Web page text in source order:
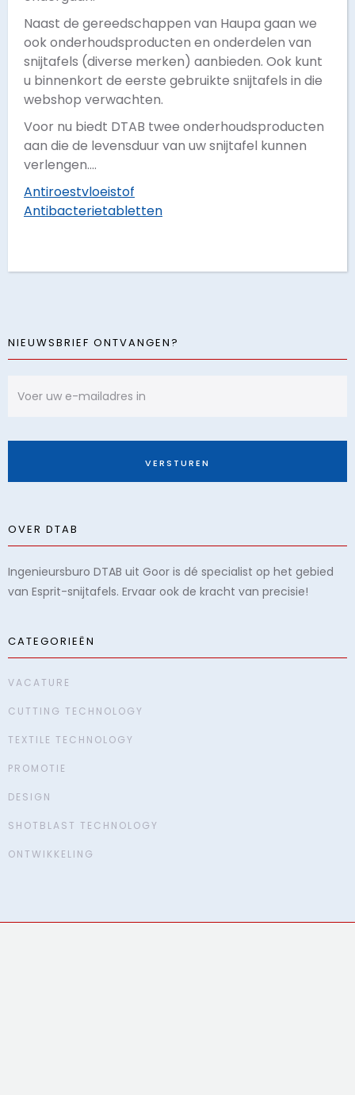
Naast de gereedschappen van Haupa gaan we
ook onderhoudsproducten en onderdelen van
snijtafels (diverse merken) aanbieden. Ook kunt
u binnenkort de eerste gebruikte snijtafels in die
webshop verwachten.
Voor nu biedt DTAB twee onderhoudsproducten
aan die de levensduur van uw snijtafel kunnen
verlengen....
Antiroestvloeistof
Antibacterietabletten
NIEUWSBRIEF ONTVANGEN?
OVER DTAB
Ingenieursburo DTAB uit Goor is dé specialist op het gebied
van Esprit-snijtafels. Ervaar ook de kracht van precisie!
CATEGORIEËN
VACATURE
CUTTING TECHNOLOGY
TEXTILE TECHNOLOGY
PROMOTIE
DESIGN
SHOTBLAST TECHNOLOGY
ONTWIKKELING